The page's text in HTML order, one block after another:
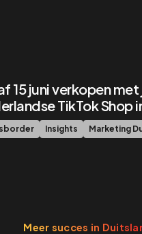
15 juni verkopen met
TikTok Shop
Insights Marketing
Meer succes in